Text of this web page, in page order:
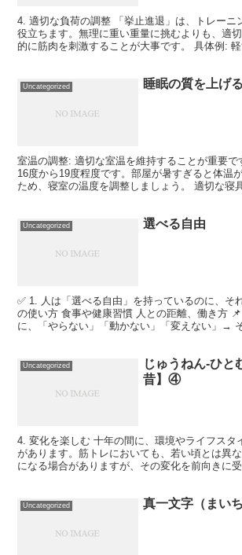
4. 適切な負荷の調整 「挙止進退」は、トレーニ
役立ちます。無理に重い重量に挑むよりも、適
的に筋肉を刺激することが大事です。 具体例:
Uncategorized 睡眠の質を上げる
室温の調整: 適切な室温を維持することが重要で
16度から19度程度です。部屋が暑すぎると体温
ため、寝室の温度を調整しましょう。 適切な寝
Uncategorized 選べる自由
✅ 1. 人は「選べる自由」を持っているのに、そ
の使い方 食事や健康習慣 人との距離、働き方
に、「やらない」「動かない」「変えない」→
Uncategorized
じゅうねん-ひと
昔】④
4. 変化を楽しむ 十年の間に、環境やライフスタ
があります。筋トレにおいても、若い頃とは異
になる場合がありますが、その変化を前向きに
Uncategorized 真一文字（まい